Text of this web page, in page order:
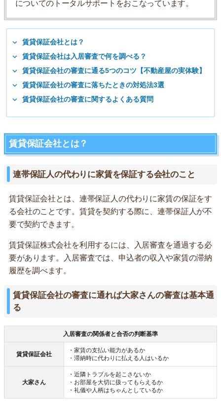
についてのトータルサポートをおこなっています。
賃貸保証会社とは？
賃貸保証会社は入居審査で何を調べる？
賃貸保証会社の審査に通る5つのコツ【不動産屋の実体験】
賃貸保証会社の審査に落ちたときの対処法3選
賃貸保証会社の審査に関するよくある質問
賃貸保証会社とは？
連帯保証人の代わりに家賃を保証する会社のこと
賃貸保証会社とは、連帯保証人の代わりに家賃の保証をす
る会社のことです。賃貸を契約する際に、連帯保証人が不
要で契約できます。
賃貸保証株式会社を利用するには、入居審査を通過する必
要があります。入居審査では、申込者の収入や家賃の滞納
履歴を調べます。
賃貸保証会社の審査に通れば大家さんの審査は基本通
る
入居審査の関係者と合否の判断基準
賃貸保証会社
・家賃の支払い能力があるか
・滞納時に代わりに払える人はいるか
大家さん
・近隣トラブルを起こさないか
・お部屋を大切に扱ってもらえるか
・礼儀や人柄はちゃんとしているか